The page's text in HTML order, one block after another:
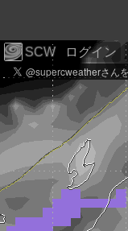
SCW ログイン